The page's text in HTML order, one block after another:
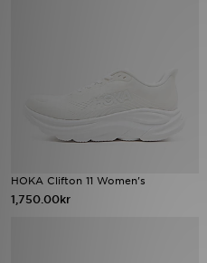
HOKA Clifton 11 Women's
1,750.00kr
Mina meddelanden
JD Blogg